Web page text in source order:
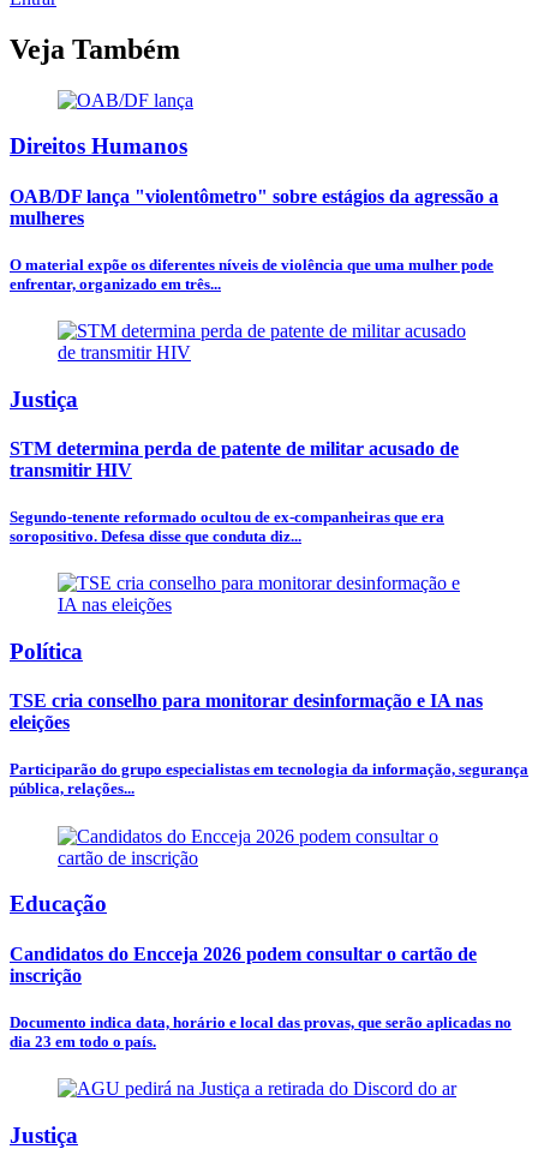
Veja Também
Direitos Humanos
OAB/DF lança "violentômetro" sobre estágios da agressão a
mulheres
O material expõe os diferentes níveis de violência que uma mulher pode
enfrentar, organizado em três...
Justiça
STM determina perda de patente de militar acusado de
transmitir HIV
Segundo-tenente reformado ocultou de ex-companheiras que era
soropositivo. Defesa disse que conduta diz...
Política
TSE cria conselho para monitorar desinformação e IA nas
eleições
Participarão do grupo especialistas em tecnologia da informação, segurança
pública, relações...
Educação
Candidatos do Encceja 2026 podem consultar o cartão de
inscrição
Documento indica data, horário e local das provas, que serão aplicadas no
dia 23 em todo o país.
Justiça